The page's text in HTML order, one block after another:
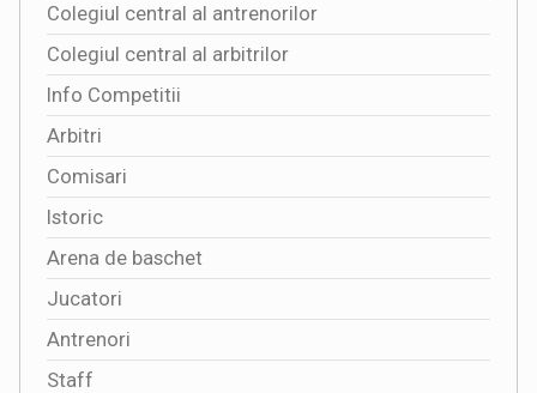
Colegiul central al antrenorilor
Colegiul central al arbitrilor
Info Competitii
Arbitri
Comisari
Istoric
Arena de baschet
Jucatori
Antrenori
Staff